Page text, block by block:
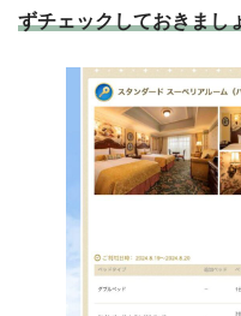
ずチェックしておきまし